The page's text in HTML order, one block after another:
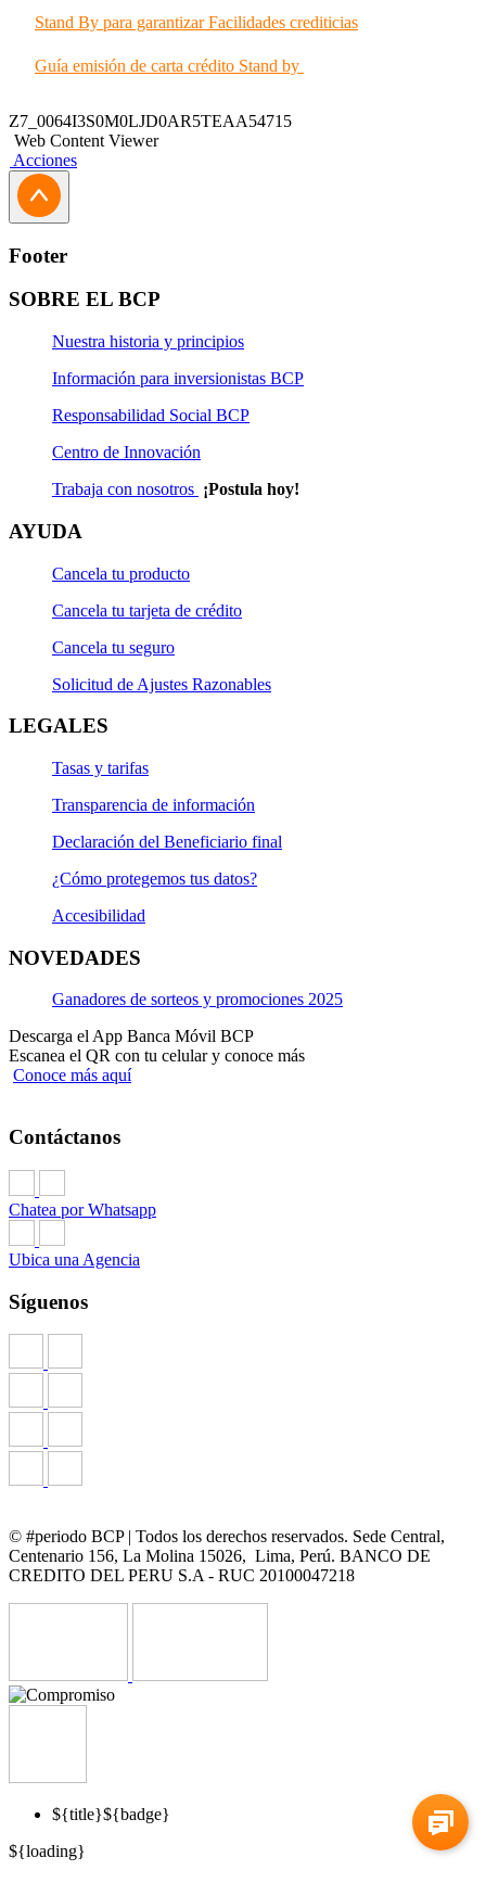
Stand By para garantizar Facilidades crediticias
Guía emisión de carta crédito Stand by
Z7_0064I3S0M0LJD0AR5TEAA54715
Web Content Viewer
Acciones
Footer
SOBRE EL BCP
Nuestra historia y principios
Información para inversionistas BCP
Responsabilidad Social BCP
Centro de Innovación
Trabaja con nosotros ¡Postula hoy!
AYUDA
Cancela tu producto
Cancela tu tarjeta de crédito
Cancela tu seguro
Solicitud de Ajustes Razonables
LEGALES
Tasas y tarifas
Transparencia de información
Declaración del Beneficiario final
¿Cómo protegemos tus datos?
Accesibilidad
NOVEDADES
Ganadores de sorteos y promociones 2025
Descarga el App Banca Móvil BCP
Escanea el QR con tu celular y conoce más
Conoce más aquí
Contáctanos
Chatea por Whatsapp
Ubica una Agencia
Síguenos
© #periodo BCP | Todos los derechos reservados. Sede Central,
Centenario 156, La Molina 15026, Lima, Perú. BANCO DE
CREDITO DEL PERU S.A - RUC 20100047218
${title}${badge}
${loading}